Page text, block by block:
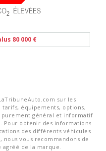
80 000 €
sur les
équipements, options,
purement général et informatif
Pour obtenir des informations
des différents véhicules
vous recommandons de
de la marque.